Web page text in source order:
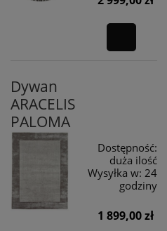
Dywan
ARACELIS
PALOMA
Dostępność:
duża ilość
Wysyłka w: 24
godziny
1 899,00 zł